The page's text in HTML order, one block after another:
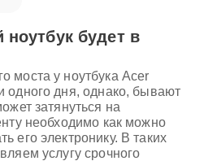
ноутбук будет в
моста у ноутбука Acer
одного дня, однако, бывают
затянуться на
необходимо как можно
его электронику. В таких
услугу срочного